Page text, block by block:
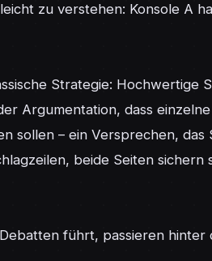
zu verstehen: Konsole A
Strategie: Hochwertige
Argumentation, dass
sollen – ein Versprechen, das
beide Seiten sichern
führt, passieren hinter